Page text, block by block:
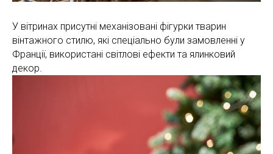
У вітринах присутні механізовані фігурки тварин
вінтажного стилю, які спеціально були замовленні у
Франції, використані світлові ефекти та ялинковий
декор.